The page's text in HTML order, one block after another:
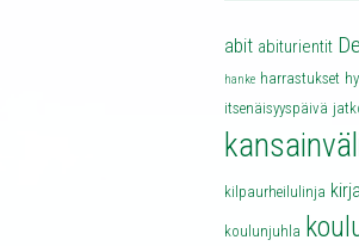
abit abiturientit
hanke harrastukset
itsenäisyyspäivä
kilpaurheilulinja
koulunjuhla